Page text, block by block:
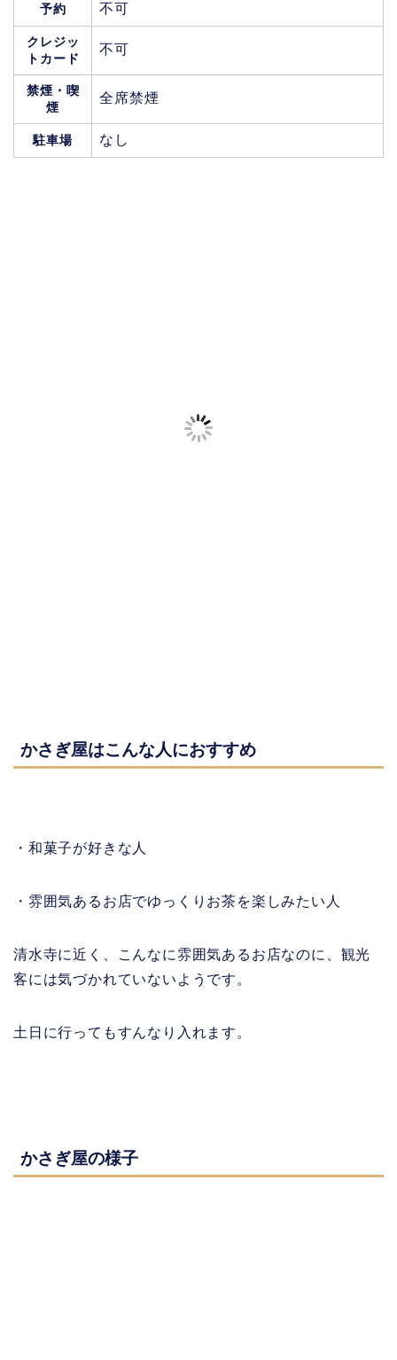
予約 不可
クレジッ
トカード
不可
禁煙・喫
煙
全席禁煙
駐車場 なし
かさぎ屋はこんな人におすすめ
・和菓子が好きな人
・雰囲気あるお店でゆっくりお茶を楽しみたい人
清水寺に近く、こんなに雰囲気あるお店なのに、観光
客には気づかれていないようです。
土日に行ってもすんなり入れます。
かさぎ屋の様子